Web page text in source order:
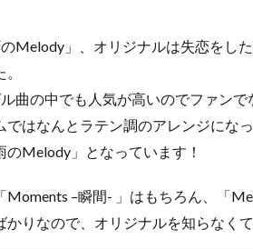
Melody」、オリジナルは失恋をし
曲の中でも人気が高いのでファン
ではなんとラテン調のアレンジにな
のMelody」となっています！
Moments –瞬間- 」はもちろん、「
かりなので、オリジナルを知らなく